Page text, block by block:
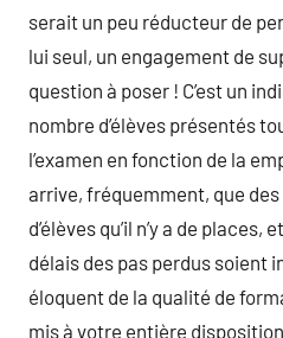
serait un peu réducteur de
lui seul, un engagement de
question à poser ! C’est un
nombre d’élèves présentés
l’examen en fonction de la
arrive, fréquemment, que
d’élèves qu’il n’y a de places,
délais des pas perdus soient
éloquent de la qualité de
mis à votre entière